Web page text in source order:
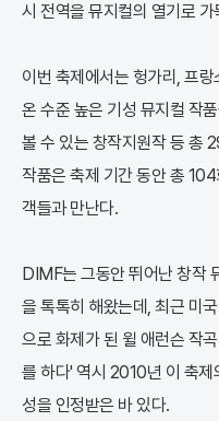
시 전역을 뮤지컬의 열기로
이번 축제에서는 헝가리, 프
온 수준 높은 기성 뮤지컬 작
볼 수 있는 창작지원작 등 총
작품은 축제 기간 동안 총
객들과 만난다.
DIMF는 그동안 뛰어난 창작
을 톡톡히 해왔는데, 최근 미
으로 화제가 된 윌 애런슨 작
를 하다' 역시 2010년 이 축제
성을 인정받은 바 있다.